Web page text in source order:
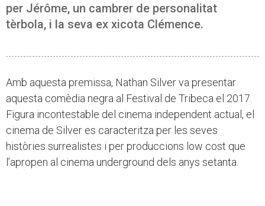
per Jérôme, un cambrer de personalitat
tèrbola, i la seva ex xicota Clémence.
Amb aquesta premissa, Nathan Silver va presentar
aquesta comèdia negra al Festival de Tribeca el 2017.
Figura incontestable del cinema independent actual, el
cinema de Silver es caracteritza per les seves
històries surrealistes i per produccions low cost que
l’apropen al cinema underground dels anys setanta.